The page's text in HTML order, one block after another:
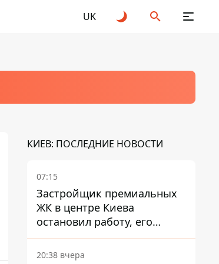
UK
КИЕВ: ПОСЛЕДНИЕ НОВОСТИ
07:15
Застройщик премиальных
ЖК в центре Киева
остановил работу, его
руководители сбежали из
Украины - Bihus.info
20:38 вчера